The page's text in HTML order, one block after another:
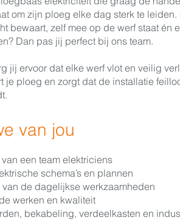
om zijn ploeg elke dag sterk te leiden.
bewaart, zelf mee op de werf staat én
Dan pas jij perfect bij ons team.
jij ervoor dat elke werf vlot en veilig
je ploeg en zorgt dat de installatie
van jou
een team elektriciens
schema’s en plannen
de dagelijkse werkzaamheden
werken en kwaliteit
bekabeling, verdeelkasten en